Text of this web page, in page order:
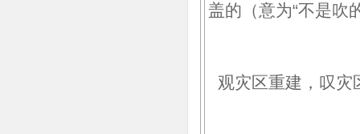
盖的（意为“不是吹
观灾区重建，叹灾